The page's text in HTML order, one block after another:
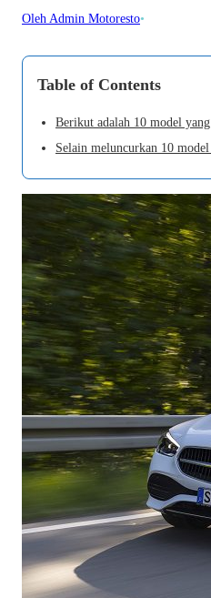
Oleh Admin Motoresto•
Table of Contents
Berikut adalah 10 model
Selain meluncurkan 10